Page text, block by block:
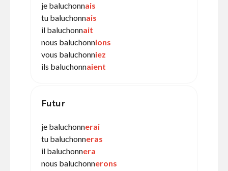
je baluchonnais
tu baluchonnais
il baluchonnait
nous baluchonnions
vous baluchonniez
ils baluchonnaient
Futur
je baluchonnerai
tu baluchonneras
il baluchonnera
nous baluchonnerons